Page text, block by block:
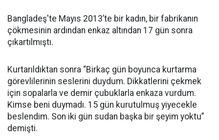
Bangladeş'te Mayıs 2013’te bir kadın, bir fabrikanın
çökmesinin ardından enkaz altından 17 gün sonra
çıkartılmıştı.
Kurtarıldıktan sonra “Birkaç gün boyunca kurtarma
görevlilerinin seslerini duydum. Dikkatlerini çekmek
için sopalarla ve demir çubuklarla enkaza vurdum.
Kimse beni duymadı. 15 gün kurutulmuş yiyecekle
beslendim. Son iki gün sudan başka bir şeyim yoktu”
demişti.